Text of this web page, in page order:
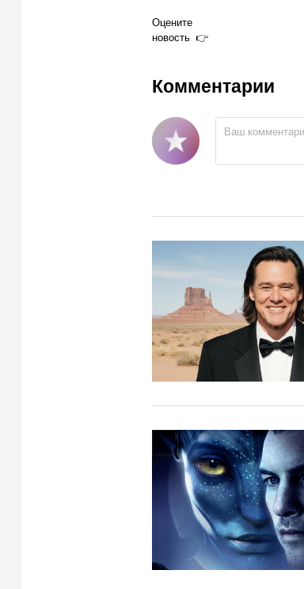
Оцените
новость
Комментарии